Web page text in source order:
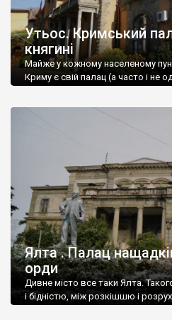
Утьос. Кримський
княгині
Майже у кожному населеному
Криму є свій палац (а часто і не
Ялта . Палац
орди
Дивне місто все таки Ялта.
і бідністю, між розкішшю і